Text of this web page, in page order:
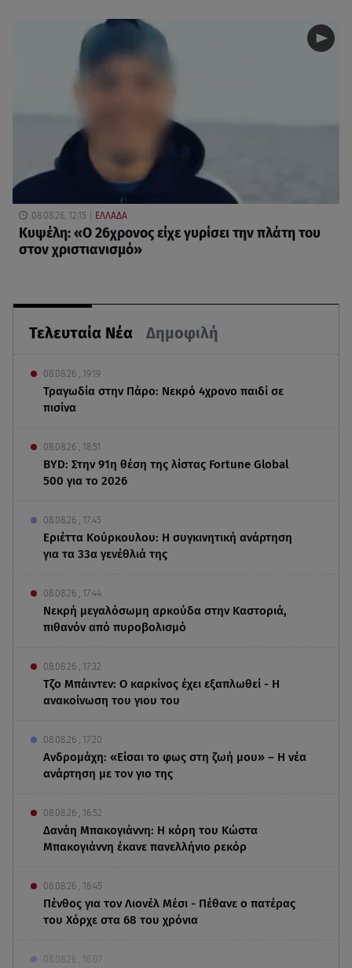
Τελευταία Νέα Δημοφιλή
08.08.26 , 19:19
Τραγωδία στην Πάρο: Νεκρό 4χρονο παιδί σε
πισίνα
08.08.26 , 18:51
BYD: Στην 91η θέση της λίστας Fortune Global
500 για το 2026
08.08.26 , 17:45
Εριέττα Κούρκουλου: Η συγκινητική ανάρτηση
για τα 33α γενέθλιά της
08.08.26 , 17:44
Νεκρή μεγαλόσωμη αρκούδα στην Καστοριά,
πιθανόν από πυροβολισμό
08.08.26 , 17:32
Τζο Μπάιντεν: Ο καρκίνος έχει εξαπλωθεί - Η
ανακοίνωση του γιου του
08.08.26 , 17:20
Ανδρομάχη: «Είσαι το φως στη ζωή μου» – Η νέα
ανάρτηση με τον γιο της
08.08.26 , 16:52
Δανάη Μπακογιάννη: Η κόρη του Κώστα
Μπακογιάννη έκανε πανελλήνιο ρεκόρ
08.08.26 , 16:45
Πένθος για τον Λιονέλ Μέσι - Πέθανε ο πατέρας
του Χόρχε στα 68 του χρόνια
08.08.26 , 16:07
08.08.26, 12:15 ΕΛΛΑΔΑ
Κυψέλη: «Ο 26χρονος είχε γυρίσει την πλάτη του
στον χριστιανισμό»